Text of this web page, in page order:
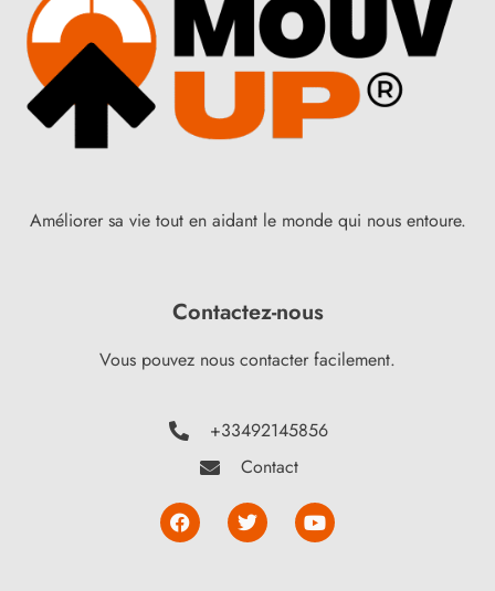
Améliorer sa vie tout en aidant le monde qui nous entoure.
Contactez-nous
Vous pouvez nous contacter facilement.
+33492145856
Contact